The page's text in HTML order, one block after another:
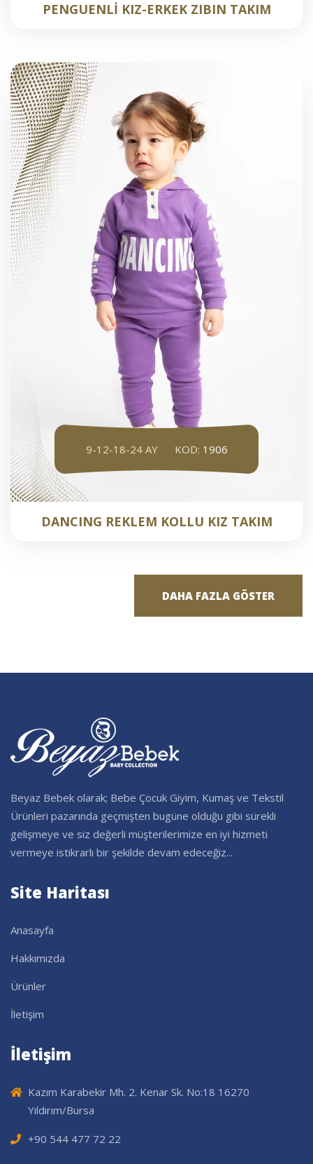
PENGUENLİ KIZ-ERKEK ZIBIN TAKIM
9-12-18-24 AY KOD: 1906
DANCING REKLEM KOLLU KIZ TAKIM
DAHA FAZLA GÖSTER
Beyaz Bebek olarak; Bebe Çocuk Giyim, Kumaş ve Tekstil
Ürünleri pazarında geçmişten bugüne olduğu gibi sürekli
gelişmeye ve siz değerli müşterilerimize en iyi hizmeti
vermeye istikrarlı bir şekilde devam edeceğiz...
Site Haritası
Anasayfa
Hakkımızda
Ürünler
İletişim
İletişim
Kazım Karabekir Mh. 2. Kenar Sk. No:18 16270
Yıldırım/Bursa
+90 544 477 72 22